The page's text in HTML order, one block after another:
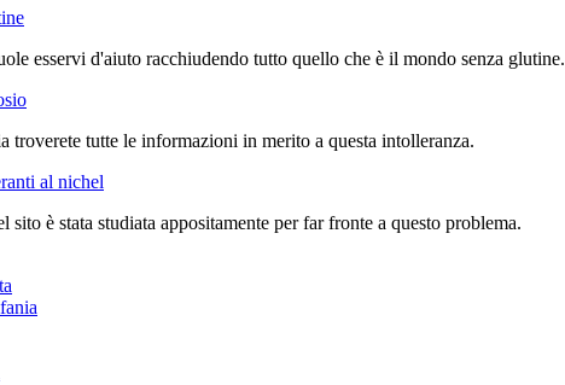
esservi d'aiuto racchiudendo tutto quello che è il mondo senza glutine.
troverete tutte le informazioni in merito a questa intolleranza.
al nichel
sito è stata studiata appositamente per far fronte a questo problema.